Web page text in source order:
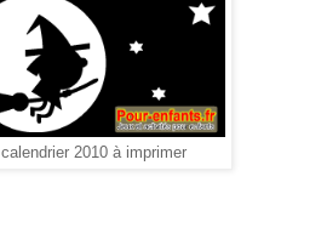
calendrier 2010 à imprimer